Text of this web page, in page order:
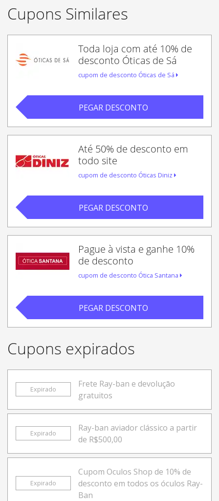
Cupons Similares
Toda loja com até 10% de
desconto Óticas de Sá
cupom de desconto Óticas de Sá
PEGAR DESCONTO
Até 50% de desconto em
todo site
cupom de desconto Óticas Diniz
PEGAR DESCONTO
Pague à vista e ganhe 10%
de desconto
cupom de desconto Ótica Santana
PEGAR DESCONTO
Cupons expirados
Expirado
Frete Ray-ban e devoluçāo
gratuitos
Expirado
Ray-ban aviador clássico a partir
de R$500,00
Expirado
Cupom Oculos Shop de 10% de
desconto em todos os óculos Ray-
Ban